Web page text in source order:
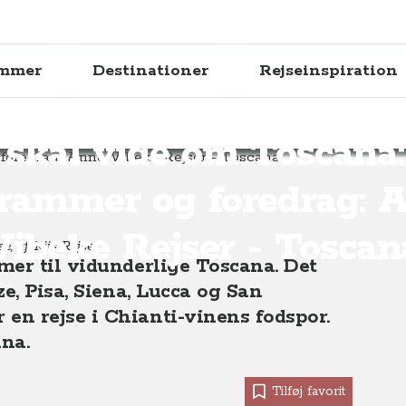
Destinationer Rejseinspiration
vide om Toscana:
Rejser - Toscana
af: Riis Rejser
til vidunderlige Toscana. Det
Pisa, Siena, Lucca og San
rejse i Chianti-vinens fodspor.
Tilføj favorit